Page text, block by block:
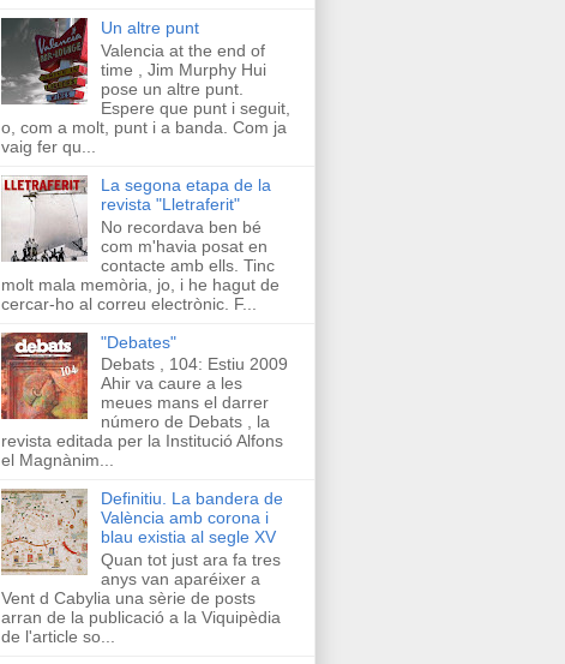
Un altre punt
Valencia at the end of
time , Jim Murphy Hui
pose un altre punt.
Espere que punt i seguit,
o, com a molt, punt i a banda. Com ja
vaig fer qu...
La segona etapa de la
revista "Lletraferit"
No recordava ben bé
com m'havia posat en
contacte amb ells. Tinc
molt mala memòria, jo, i he hagut de
cercar-ho al correu electrònic. F...
"Debates"
Debats , 104: Estiu 2009
Ahir va caure a les
meues mans el darrer
número de Debats , la
revista editada per la Institució Alfons
el Magnànim...
Definitiu. La bandera de
València amb corona i
blau existia al segle XV
Quan tot just ara fa tres
anys van aparéixer a
Vent d Cabylia una sèrie de posts
arran de la publicació a la Viquipèdia
de l'article so...